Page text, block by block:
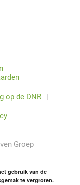
op de DNR |
Groep
gebruik van de
te vergroten.